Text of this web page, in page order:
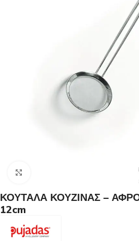
ΚΟΥΤΑΛΑ ΚΟΥΖΙΝΑΣ –
12cm